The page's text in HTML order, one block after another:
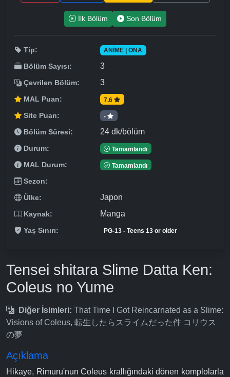
İlk Bölüm Son Bölüm
Tip: ANIME | ONA
Bölüm Sayısı: 3
Çevrilen Bölüm: 3
MAL Puan: 7.6
Site Puan: -
Bölüm Süresi: 24 dk/bölüm
Durum: Tamamlandı
MAL Durum: Tamamlandı
Sezon:
Ülke:
Japon
Kaynak: Manga
Yaş Sınırı: PG-13 - Teens 13 or older
Tensei shitara Slime Datta Ken:
Coleus no Yume
Diğer İsimleri: That Time I Got Reincarnated as a Slime:
Visions of Coleus, 転生したらスライムだった件 コリウス
の夢
Açıklama
Hikaye, Rimuru'nun Coleus krallığındaki dönen komplolarla